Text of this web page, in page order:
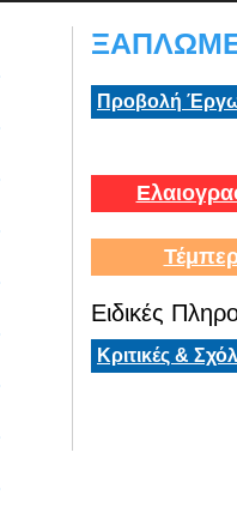
Προβολή
Ειδικές
Κριτικές &